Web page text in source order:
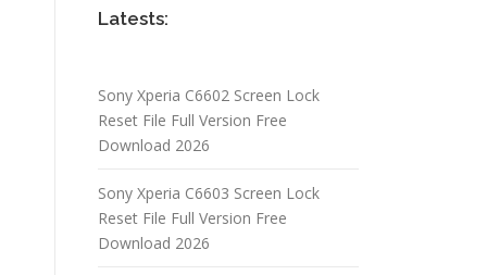
Latests:
Sony Xperia C6602 Screen Lock
Reset File Full Version Free
Download 2026
Sony Xperia C6603 Screen Lock
Reset File Full Version Free
Download 2026